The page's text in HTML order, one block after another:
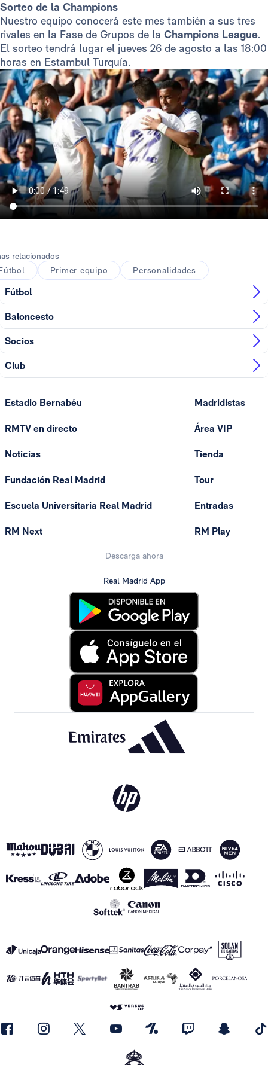
Sorteo de la Champions
Nuestro equipo conocerá este mes también a sus tres
rivales en la Fase de Grupos de la Champions League.
El sorteo tendrá lugar el jueves 26 de agosto a las 18:00
horas en Estambul Turquía.
relacionados
Primer equipo Personalidades
Fútbol
Baloncesto
Socios
Club
Estadio Bernabéu
RMTV en directo
Noticias
Fundación Real Madrid
Escuela Universitaria Real Madrid
RM Next
Madridistas
Área VIP
Tienda
Tour
Entradas
RM Play
Descarga ahora
Real Madrid App